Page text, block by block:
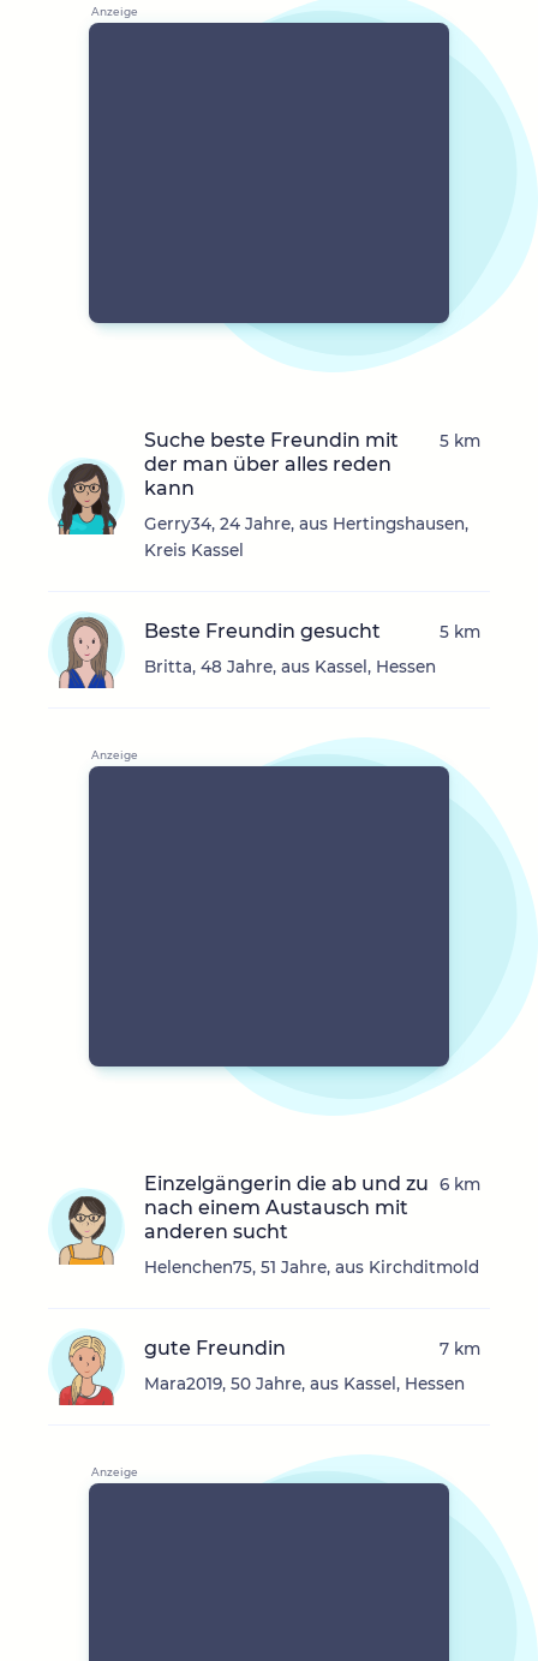
Suche beste Freundin mit
der man über alles reden
kann
Gerry34, 24 Jahre, aus Hertingshausen,
Kreis Kassel
5 km
Beste Freundin gesucht
Britta, 48 Jahre, aus Kassel, Hessen
5 km
Einzelgängerin die ab und zu
nach einem Austausch mit
anderen sucht
Helenchen75, 51 Jahre, aus Kirchditmold
6 km
gute Freundin
Mara2019, 50 Jahre, aus Kassel, Hessen
7 km